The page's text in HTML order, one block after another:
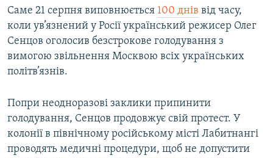
Саме 21 серпня виповнюється 100 днів від часу,
коли ув’язнений у Росії український режисер Олег
Сенцов оголосив безстрокове голодування з
вимогою звільнення Москвою всіх українських
політв’язнів.
Попри неодноразові заклики припинити
голодування, Сенцов продовжує свій протест. У
колонії в північному російському місті Лабитнангі
проводять медичні процедури, щоб не допустити